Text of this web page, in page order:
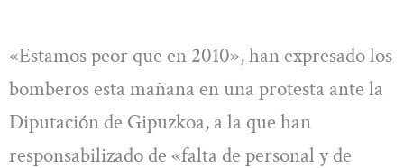
«Estamos peor que en 2010», han expresado los
bomberos esta mañana en una protesta ante la
Diputación de Gipuzkoa, a la que han
responsabilizado de «falta de personal y de